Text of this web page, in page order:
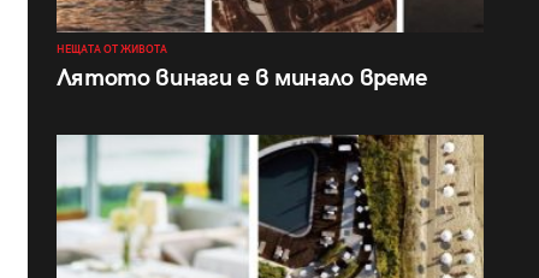
НЕЩАТА ОТ ЖИВОТА
Лятото винаги е в минало време